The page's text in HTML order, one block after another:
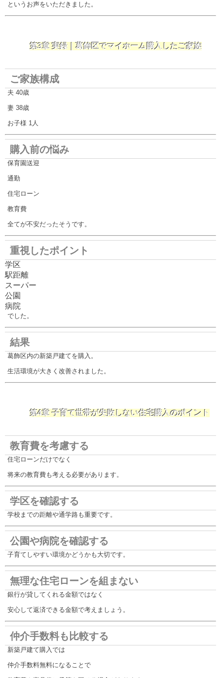
というお声をいただきました。
第3章 実録｜葛飾区でマイホーム購入したご家族
ご家族構成
夫 40歳
妻 38歳
お子様 1人
購入前の悩み
保育園送迎
通勤
住宅ローン
教育費
全てが不安だったそうです。
重視したポイント
学区
駅距離
スーパー
公園
病院
でした。
結果
葛飾区内の新築戸建てを購入。
生活環境が大きく改善されました。
第4章 子育て世帯が失敗しない住宅購入のポイント
教育費を考慮する
住宅ローンだけでなく
将来の教育費も考える必要があります。
学区を確認する
学校までの距離や通学路も重要です。
公園や病院を確認する
子育てしやすい環境かどうかも大切です。
無理な住宅ローンを組まない
銀行が貸してくれる金額ではなく
安心して返済できる金額で考えましょう。
仲介手数料も比較する
新築戸建て購入では
仲介手数料無料になることで